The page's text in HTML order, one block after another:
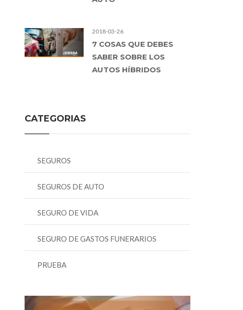
2018-03-26
7 COSAS QUE DEBES
SABER SOBRE LOS
AUTOS HÍBRIDOS
CATEGORIAS
SEGUROS
SEGUROS DE AUTO
SEGURO DE VIDA
SEGURO DE GASTOS FUNERARIOS
PRUEBA